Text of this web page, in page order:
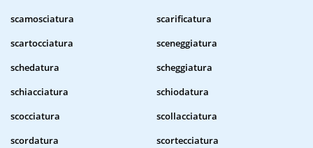
scamosciatura
scarificatura
scartocciatura
sceneggiatura
schedatura
scheggiatura
schiacciatura
schiodatura
scocciatura
scollacciatura
scordatura
scortecciatura